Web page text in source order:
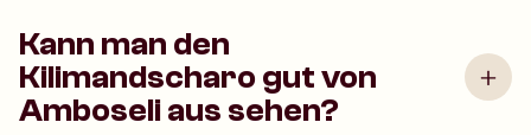
Kann man den
Kilimandscharo gut von
Amboseli aus sehen?